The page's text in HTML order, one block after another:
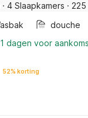
· 4 Slaapkamers ·
douche
dagen voor
52% korting